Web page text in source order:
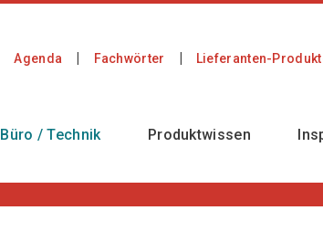
Agenda Fachwörter Lieferanten-
Büro / Technik Produktwissen